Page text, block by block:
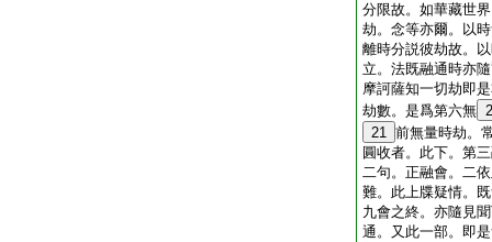
分限故。如華藏世
劫。念等亦爾。以
離時分説彼劫故。
立。法既融通時亦
摩訶薩知一切劫即
劫數。是爲第六無
21 前無量時劫。
圓收者。此下。第
二句。正融會。二
難。此上牒疑情。
九會之終。亦隨見
通。又此一部。即